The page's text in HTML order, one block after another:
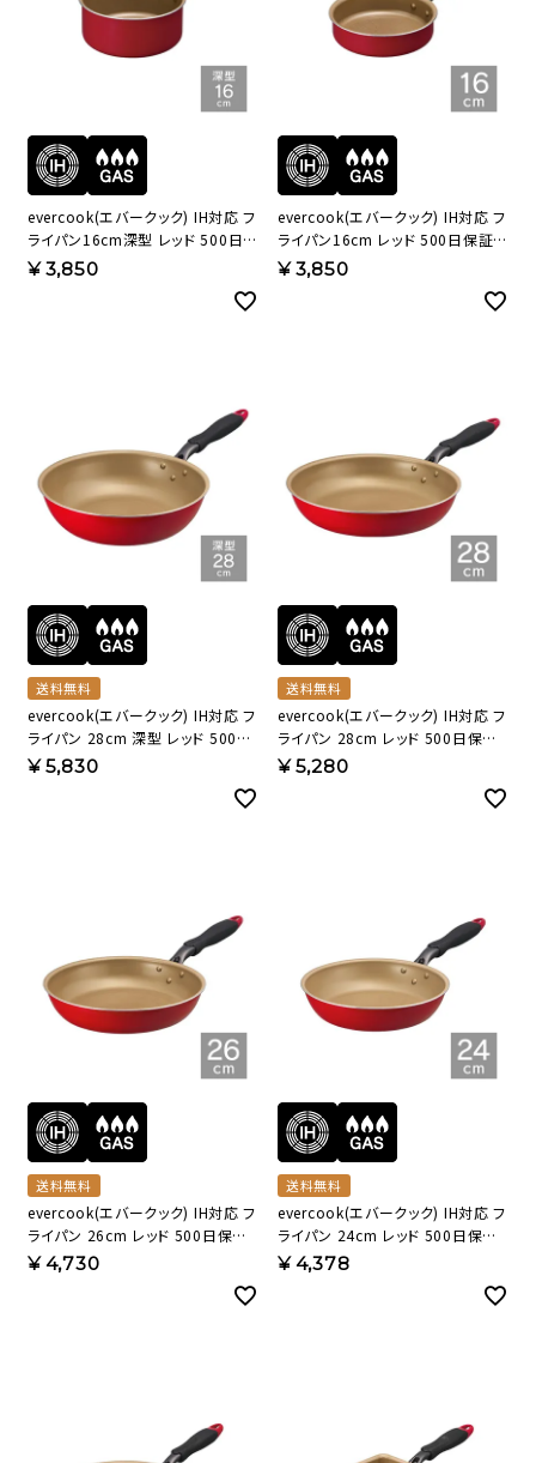
evercook(エバークック) IH対応 フ
ライパン16cm深型 レッド 500日保
証 EIDP16RD3【HO】
¥3,850
evercook(エバークック) IH対応 フ
ライパン16cm レッド 500日保証
EIFP16RD3【HO】
¥3,850
送料無料
evercook(エバークック) IH対応 フ
ライパン 28cm 深型 レッド 500日
保証 EIDP28RD3 【HO】
¥5,830
送料無料
evercook(エバークック) IH対応 フ
ライパン 28cm レッド 500日保証
EIFP28RD3 【HO】
¥5,280
送料無料
evercook(エバークック) IH対応 フ
ライパン 26cm レッド 500日保証
EIFP26RD3 【HO】
¥4,730
送料無料
evercook(エバークック) IH対応 フ
ライパン 24cm レッド 500日保証
EIFP24RD3 【HO】
¥4,378